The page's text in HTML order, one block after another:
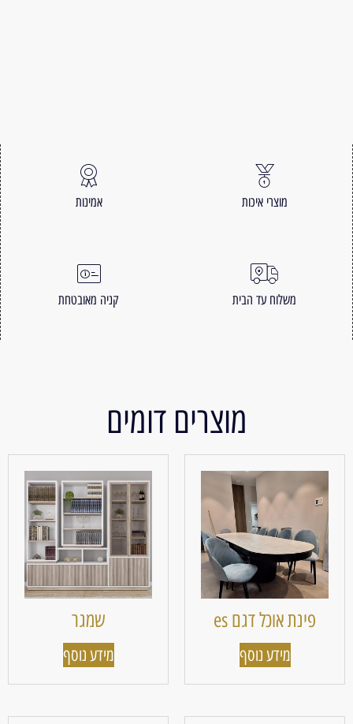
מוצרי איכות אמינות
משלוח עד הבית קניה מאובטחת
מוצרים דומים
פינת אוכל דגם es
מידע נוסף
שמגר
מידע נוסף